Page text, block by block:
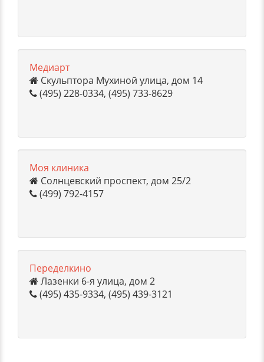
Медиарт
Скульптора Мухиной улица, дом 14
(495) 228-0334, (495) 733-8629
Моя клиника
Солнцевский проспект, дом 25/2
(499) 792-4157
Переделкино
Лазенки 6-я улица, дом 2
(495) 435-9334, (495) 439-3121